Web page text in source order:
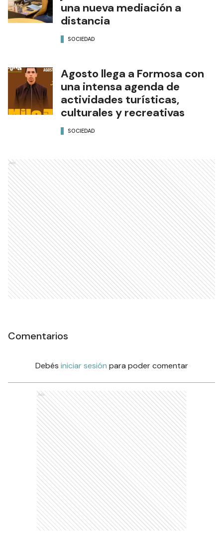
una nueva mediación a
distancia
SOCIEDAD
Agosto llega a Formosa con
una intensa agenda de
actividades turísticas,
culturales y recreativas
SOCIEDAD
Ads
Comentarios
Debés iniciar sesión para poder comentar
Ads